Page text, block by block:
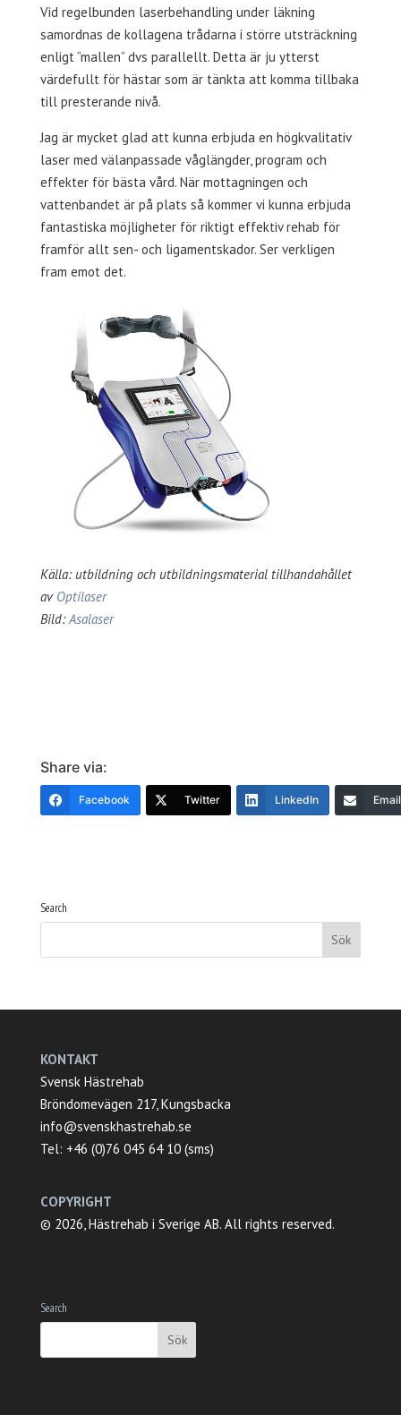
Vid regelbunden laserbehandling under läkning
samordnas de kollagena trådarna i större utsträckning
enligt ”mallen” dvs parallellt. Detta är ju ytterst
värdefullt för hästar som är tänkta att komma tillbaka
till presterande nivå.
Jag är mycket glad att kunna erbjuda en högkvalitativ
laser med välanpassade våglängder, program och
effekter för bästa vård. När mottagningen och
vattenbandet är på plats så kommer vi kunna erbjuda
fantastiska möjligheter för riktigt effektiv rehab för
framför allt sen- och ligamentskador. Ser verkligen
fram emot det.
Källa: utbildning och utbildningsmaterial tillhandahållet
av Optilaser
Bild:Asalaser
Share via:
Facebook Twitter LinkedIn Email
Search
KONTAKT
Svensk Hästrehab
Bröndomevägen 217, Kungsbacka
info@svenskhastrehab.se
Tel: +46 (0)76 045 64 10 (sms)
COPYRIGHT
© 2026, Hästrehab i Sverige AB. All rights reserved.
Search